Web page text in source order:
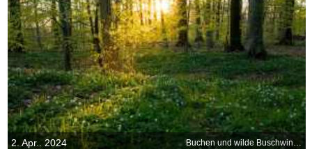
2. Apr.. 2024 Buchen und wilde Buschwindröschen, Jütland, Dänemark